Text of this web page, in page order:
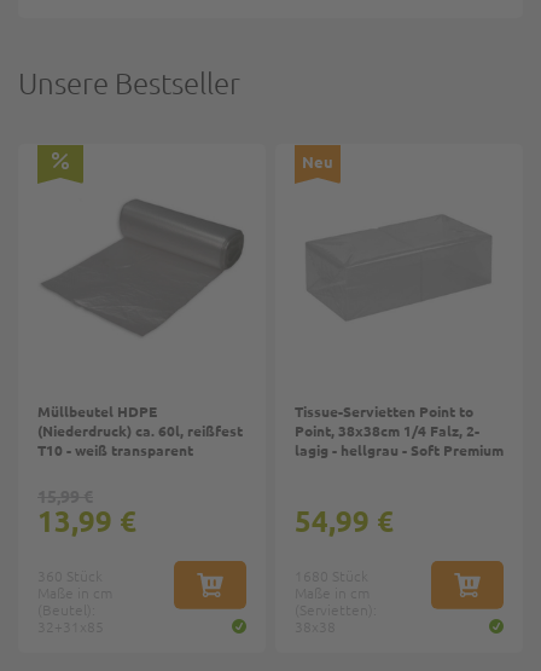
Unsere Bestseller
Müllbeutel HDPE
(Niederdruck) ca. 60l, reißfest
T10 - weiß transparent
IN DEN WARENKORB
13,99 €
Neu
Tissue-Servietten Point to
Point, 38x38cm 1/4 Falz, 2-
lagig - hellgrau - Soft Premium
IN DEN
54,99 €